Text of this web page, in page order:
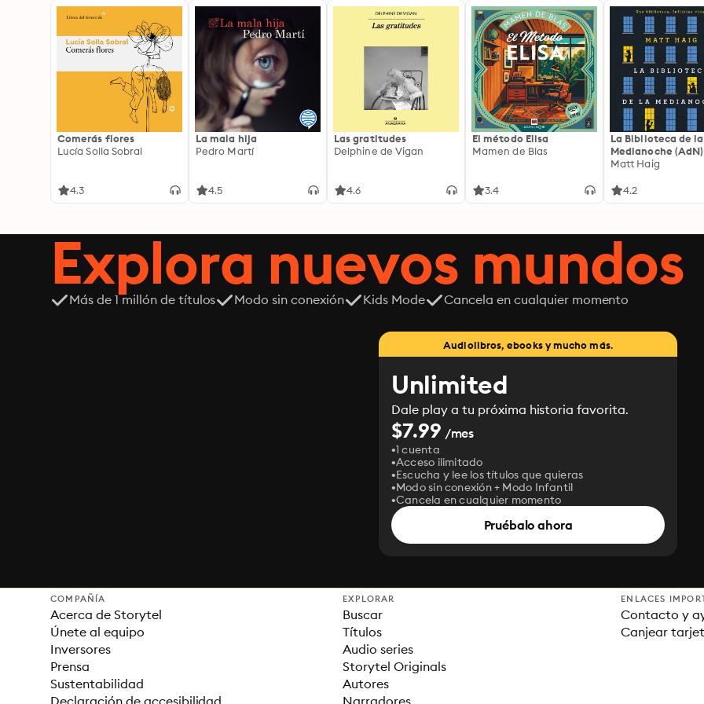
Comerás flores
Lucía Solla Sobral
4.3
La mala hija
Pedro Martí
4.5
Las gratitudes
Delphine de Vigan
4.6
El método Elisa
Mamen de Blas
3.4
La Biblioteca de la
Medianoche (AdN)
Matt Haig
4.2
Explora nuevos mundos
Más de 1 millón de títulos Modo sin conexión Kids Mode Cancela en cualquier momento
Audiolibros, ebooks y mucho más.
Unlimited
Dale play a tu próxima historia favorita.
$7.99 /mes
1 cuenta
Acceso ilimitado
Escucha y lee los títulos que quieras
Modo sin conexión + Modo Infantil
Cancela en cualquier momento
Pruébalo ahora
COMPAÑÍA
Acerca de Storytel
Únete al equipo
Inversores
Prensa
Sustentabilidad
Declaración de accesibilidad
EXPLORAR
Buscar
Títulos
Audio series
Storytel Originals
Autores
Narradores
ENLACES
Contacto y
Canjear